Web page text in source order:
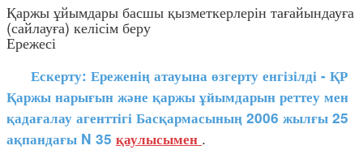
Қаржы ұйымдары басшы қызметкерлерін тағайындауға
(сайлауға) келісім беру
Ережесі
Ескерту: Ереженің атауына өзгерту енгізілді - ҚР
Қаржы нарығын және қаржы ұйымдарын реттеу мен
қадағалау агенттігі Басқармасының 2006 жылғы 25
ақпандағы N 35 қаулысымен .